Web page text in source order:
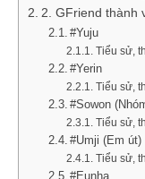
2. GFriend thành
#Yuju
Tiểu sử,
#Yerin
Tiểu sử,
#Sowon
Tiểu sử,
#Umji (Em út)
Tiểu sử,
#Eunha